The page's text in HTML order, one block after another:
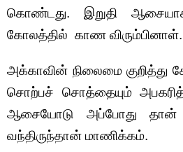
கொண்டது. இறுதி
கோலத்தில் காண விரும்பினாள்.
அக்காவின் நிலைமை குறித்து
சொற்பச் சொத்தையும்
ஆசையோடு அப்போது தான்
வந்திருந்தான் மாணிக்கம்.